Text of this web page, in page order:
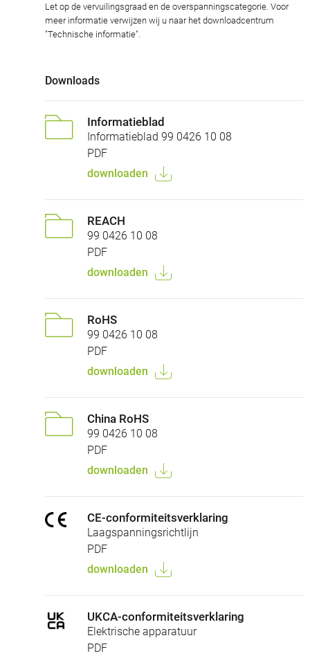
Let op de vervuilingsgraad en de overspanningscategorie. Voor
meer informatie verwijzen wij u naar het downloadcentrum
"Technische informatie".
Downloads
Informatieblad
Informatieblad 99 0426 10 08
PDF
downloaden
REACH
99 0426 10 08
PDF
downloaden
RoHS
99 0426 10 08
PDF
downloaden
China RoHS
99 0426 10 08
PDF
downloaden
CE-conformiteitsverklaring
Laagspanningsrichtlijn
PDF
downloaden
UKCA-conformiteitsverklaring
Elektrische apparatuur
PDF